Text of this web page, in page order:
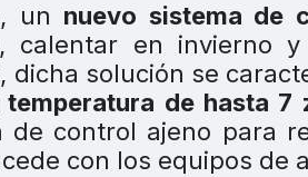
, un nuevo sistema de
calentar en invierno
dicha solución se
de hasta 7
de control ajeno para
con los equipos de